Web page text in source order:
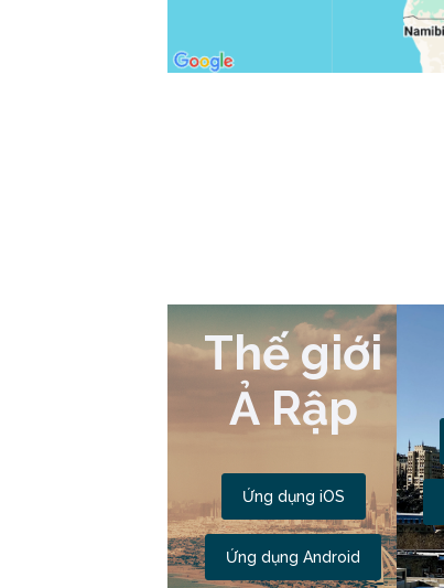
Thế giới
Ả Rập
Ứng dụng iOS
Ứng dụng Android